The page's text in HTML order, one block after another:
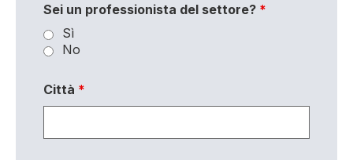
Sei un professionista del settore? *
Sì
No
Città *